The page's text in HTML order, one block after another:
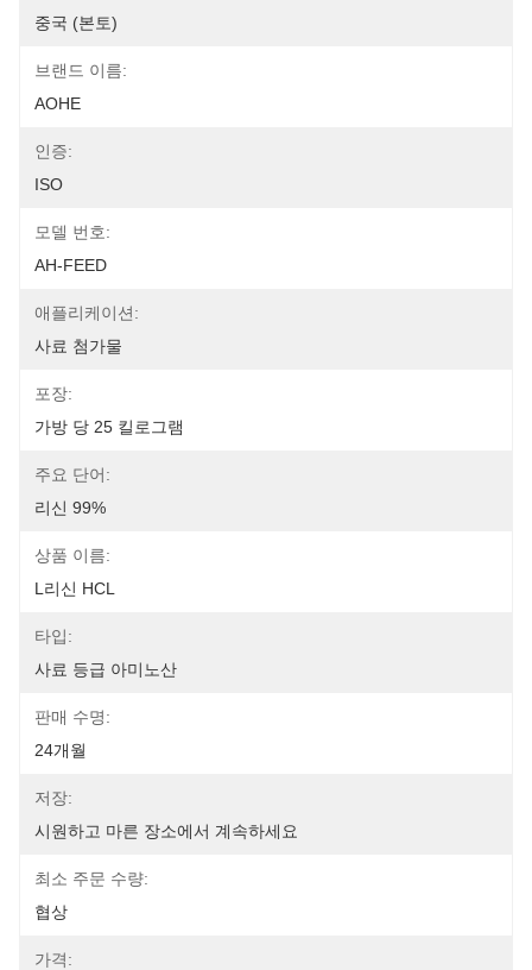
중국 (본토)
브랜드 이름:
AOHE
인증:
ISO
모델 번호:
AH-FEED
애플리케이션:
사료 첨가물
포장:
가방 당 25 킬로그램
주요 단어:
리신 99%
상품 이름:
L리신 HCL
타입:
사료 등급 아미노산
판매 수명:
24개월
저장:
시원하고 마른 장소에서 계속하세요
최소 주문 수량:
협상
가격: